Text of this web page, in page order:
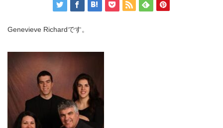
Genevieve Richardです。